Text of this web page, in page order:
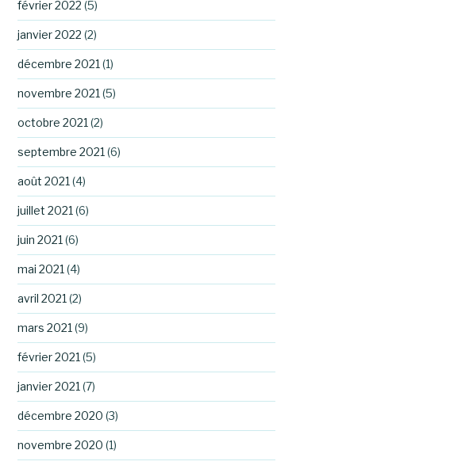
février 2022 (5)
janvier 2022 (2)
décembre 2021 (1)
novembre 2021 (5)
octobre 2021 (2)
septembre 2021 (6)
août 2021 (4)
juillet 2021 (6)
juin 2021 (6)
mai 2021 (4)
avril 2021 (2)
mars 2021 (9)
février 2021 (5)
janvier 2021 (7)
décembre 2020 (3)
novembre 2020 (1)